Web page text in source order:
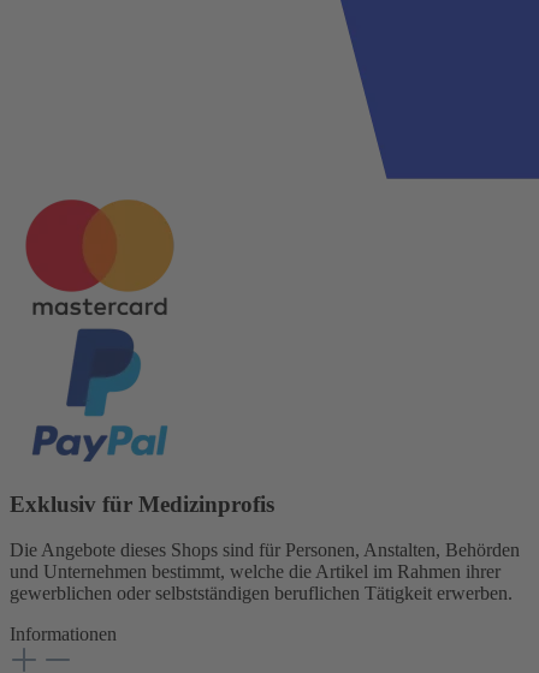
Exklusiv für Medizinprofis
Die Angebote dieses Shops sind für Personen, Anstalten, Behörden
und Unternehmen bestimmt, welche die Artikel im Rahmen ihrer
gewerblichen oder selbstständigen beruflichen Tätigkeit erwerben.
Informationen